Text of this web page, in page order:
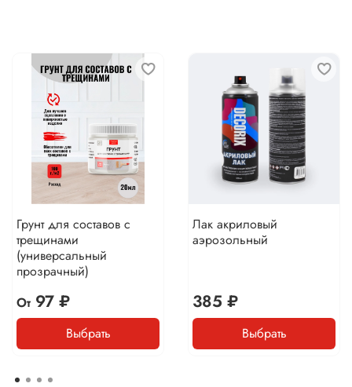
Грунт для составов с
трещинами
(универсальный
прозрачный)
От97 ₽
Выбрать
Лак акриловый
аэрозольный
385 ₽
Выбрать